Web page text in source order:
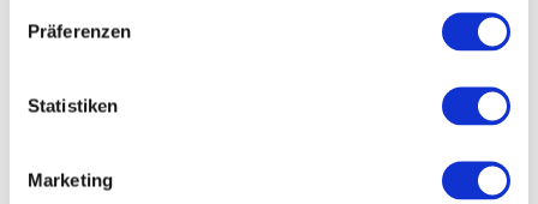
Präferenzen
Statistiken
Marketing
Bereich:
Einzellage: